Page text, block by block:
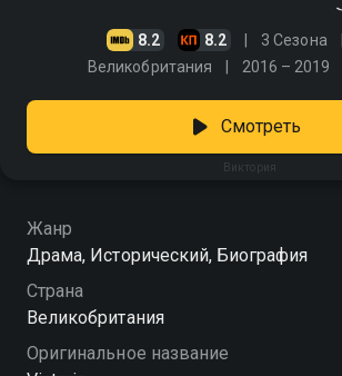
8.2 8.2 3 Сезона
Великобритания 2016 – 2019
Виктория
Смотреть
Жанр
Драма, Исторический, Биография
Страна
Великобритания
Оригинальное название